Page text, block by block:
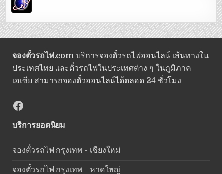
จองตั๋วรถไฟ.comบริการจองตั๋วรถไฟออนไลน์ เส้นทางใน
ประเทศไทย และตั๋วรถไฟในประเทศต่าง ๆ ในภูมิภาค
เอเซีย สามารถจองตั๋วออนไลน์ได้ตลอด 24 ชั่วโมง
Facebook
บริการยอดนิยม
จองตั๋วรถไฟ กรุงเทพ - เชียงใหม่
จองตั๋วรถไฟ กรุงเทพ - หาดใหญ่